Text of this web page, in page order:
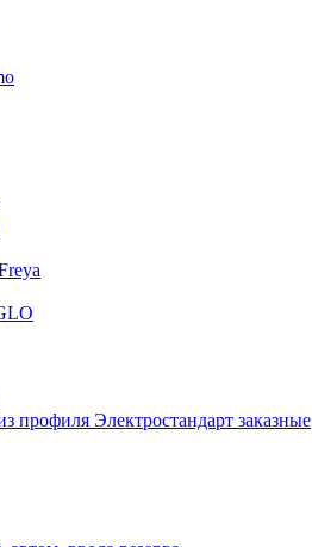
профиля Электростандарт заказные